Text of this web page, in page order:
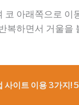
코 아래쪽으로
복하면서 거울
사이트 이용 3가지!